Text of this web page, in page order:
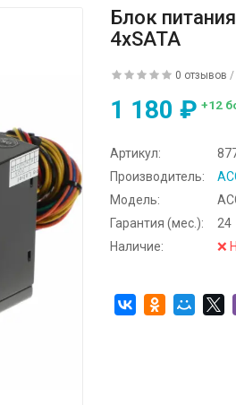
Блок
4xSATA
0 отзывов /
1 180 ₽ +12
Артикул:
Производитель:
Модель:
Гарантия (мес.):
24
Наличие:
❌